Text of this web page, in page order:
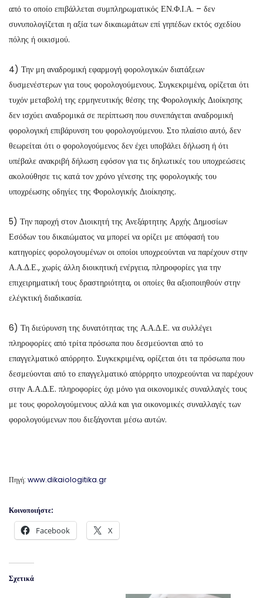
από το οποίο επιβάλλεται συμπληρωματικός ΕΝ.Φ.Ι.Α. – δεν
συνυπολογίζεται η αξία των δικαιωμάτων επί γηπέδων εκτός σχεδίου
πόλης ή οικισμού.
4) Την μη αναδρομική εφαρμογή φορολογικών διατάξεων
δυσμενέστερων για τους φορολογούμενους. Συγκεκριμένα, ορίζεται ότι
τυχόν μεταβολή της ερμηνευτικής θέσης της Φορολογικής Διοίκησης
δεν ισχύει αναδρομικά σε περίπτωση που συνεπάγεται αναδρομική
φορολογική επιβάρυνση του φορολογούμενου. Στο πλαίσιο αυτό, δεν
θεωρείται ότι ο φορολογούμενος δεν έχει υποβάλει δήλωση ή ότι
υπέβαλε ανακριβή δήλωση εφόσον για τις δηλωτικές του υποχρεώσεις
ακολούθησε τις κατά τον χρόνο γένεσης της φορολογικής του
υποχρέωσης οδηγίες της Φορολογικής Διοίκησης.
5) Την παροχή στον Διοικητή της Ανεξάρτητης Αρχής Δημοσίων
Εσόδων του δικαιώματος να μπορεί να ορίζει με απόφασή του
κατηγορίες φορολογουμένων οι οποίοι υποχρεούνται να παρέχουν στην
Α.Α.Δ.Ε., χωρίς άλλη διοικητική ενέργεια, πληροφορίες για την
επιχειρηματική τους δραστηριότητα, οι οποίες θα αξιοποιηθούν στην
ελέγκτική διαδικασία.
6) Τη διεύρυνση της δυνατότητας της Α.Α.Δ.Ε. να συλλέγει
πληροφορίες από τρίτα πρόσωπα που δεσμεύονται από το
επαγγελματικό απόρρητο. Συγκεκριμένα, ορίζεται ότι τα πρόσωπα που
δεσμεύονται από το επαγγελματικό απόρρητο υποχρεούνται να παρέχουν
στην Α.Α.Δ.Ε. πληροφορίες όχι μόνο για οικονομικές συναλλαγές τους
με τους φορολογούμενους αλλά και για οικονομικές συναλλαγές των
φορολογούμενων που διεξάγονται μέσω αυτών.
Πηγή: www.dikaiologitika.gr
Κοινοποιήστε:
Facebook X
Σχετικά